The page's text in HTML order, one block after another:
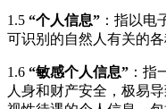
1.5 “个人信息” ：指以电
可识别的自然人有关的各
1.6 “敏感个人信息” ：指
人身和财产安全，极易